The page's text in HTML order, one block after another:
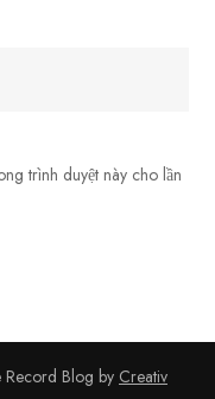
trình duyệt này cho lần
Blog by Creativ